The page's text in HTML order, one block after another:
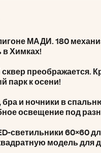
МАДИ. 180
в Химках!
сквер преображается.
парк к осени!
и ночники в
освещение под
светильники 60×60
модель для